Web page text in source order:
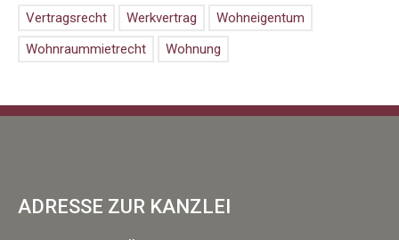
Vertragsrecht
Werkvertrag
Wohneigentum
Wohnraummietrecht
Wohnung
ADRESSE ZUR KANZLEI